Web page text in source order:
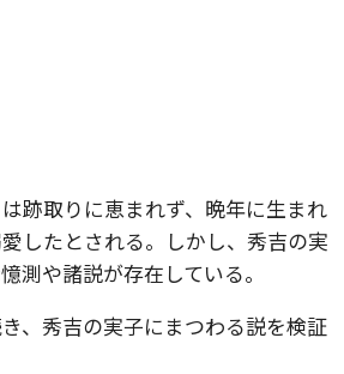
跡取りに恵まれず、晩年に生まれ
したとされる。しかし、秀吉の実
測や諸説が存在している。
、秀吉の実子にまつわる説を検証